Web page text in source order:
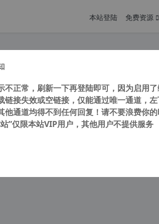
本站登陆 免费资源
(Win11开始菜单增强工具) v3.5.6.4569 中文直装
： 转载自cnorg.12hp.de 注意：由于网站空间
问高峰期...
不正常，刷新一下再登陆即可，因为启用了
链接失效或空链接，仅能通过唯一通道，
他通道均得不到任何回复！请不要浪费你
”仅限本站VIP用户，其他用户不提供服务